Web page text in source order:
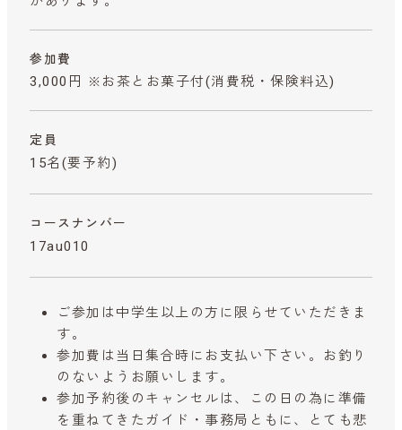
参加費
3,000円 ※お茶とお菓子付(消費税・保険料込)
定員
15名(要予約)
コースナンバー
17au010
ご参加は中学生以上の方に限らせていただきま
す。
参加費は当日集合時にお支払い下さい。お釣り
のないようお願いします。
参加予約後のキャンセルは、この日の為に準備
を重ねてきたガイド・事務局ともに、とても悲